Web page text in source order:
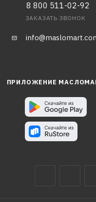
8 800 511-02-92
ЗАКАЗАТЬ ЗВОНОК
ПРИЛОЖЕНИЕ